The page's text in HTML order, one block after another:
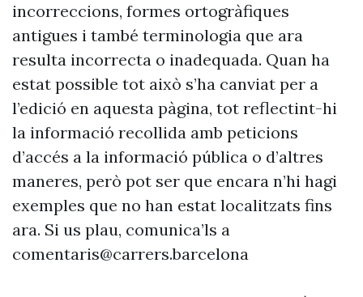
incorreccions, formes ortogràfiques
antigues i també terminologia que ara
resulta incorrecta o inadequada. Quan ha
estat possible tot això s’ha canviat per a
l’edició en aquesta pàgina, tot reflectint-hi
la informació recollida amb peticions
d’accés a la informació pública o d’altres
maneres, però pot ser que encara n’hi hagi
exemples que no han estat localitzats fins
ara. Si us plau, comunica’ls a
comentaris@carrers.barcelona